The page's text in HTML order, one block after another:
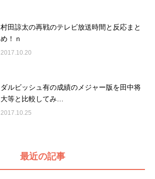
村田諒太の再戦のテレビ放送時間と反応まと
め！ｎ
2017.10.20
ダルビッシュ有の成績のメジャー版を田中将
大等と比較してみ…
2017.10.25
最近の記事